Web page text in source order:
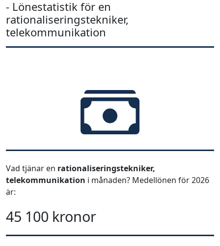
- Lönestatistik för en
rationaliseringstekniker,
telekommunikation
Vad tjänar en rationaliseringstekniker,
telekommunikation i månaden? Medellönen för 2026
är:
45 100 kronor